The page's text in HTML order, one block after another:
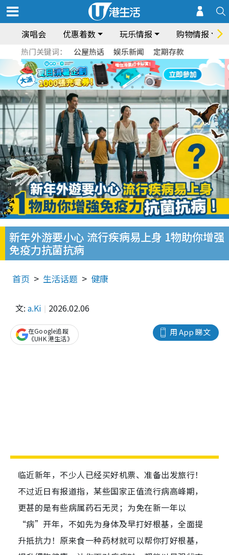
演唱会 优惠着数 玩乐情报 购物情报
热门关键词： 公屋热话 娱乐新闻 定期存款
新年外游要小心 流行疾病易上身 1物助你增强
免疫力抗菌抗病
首页 生活话题 健康
文: a.Ki 2026.02.06
用 App 睇文
在Google追蹤
《UHK 港生活》
临近新年，不少人已经买好机票、准备出发旅行！
不过近日有报道指，某些国家正值流行病高峰期，
更甚的是有些病属药石无灵；为免在新一年以
“病”开年，不如先为身体及早打好根基，全面提
升抵抗力！原来食一种药材就可以帮你打好根基，